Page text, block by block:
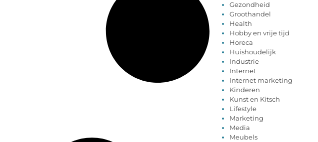
Gezondheid
Groothandel
Health
Hobby en vrije tijd
Horeca
Huishoudelijk
Industrie
Internet
Internet marketing
Kinderen
Kunst en Kitsch
Lifestyle
Marketing
Media
Meubels